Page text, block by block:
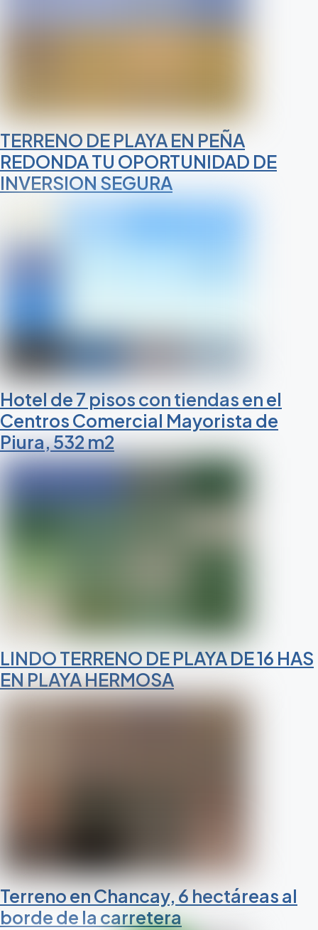
TERRENO DE PLAYA EN PEÑA
REDONDA TU OPORTUNIDAD DE
INVERSION SEGURA
Hotel de 7 pisos con tiendas en el
Centros Comercial Mayorista de
Piura, 532 m2
LINDO TERRENO DE PLAYA DE 16 HAS
EN PLAYA HERMOSA
Terreno en Chancay, 6 hectáreas al
borde de la carretera